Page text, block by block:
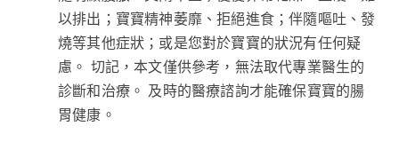
以排出；寶寶精神萎靡、拒絕進食；伴隨嘔吐、發
燒等其他症狀；或是您對於寶寶的狀況有任何疑
慮。 切記，本文僅供參考，無法取代專業醫生的
診斷和治療。 及時的醫療諮詢才能確保寶寶的腸
胃健康。